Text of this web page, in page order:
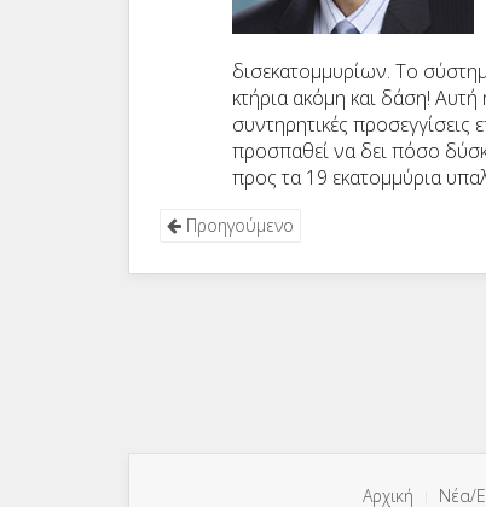
δισεκατομμυρίων. Το
κτήρια ακόμη και δάση! Αυτή
συντηρητικές
προσπαθεί να δει πόσο
προς τα 19 εκατομμύρια
Προηγούμενο
Αρχική Νέα/